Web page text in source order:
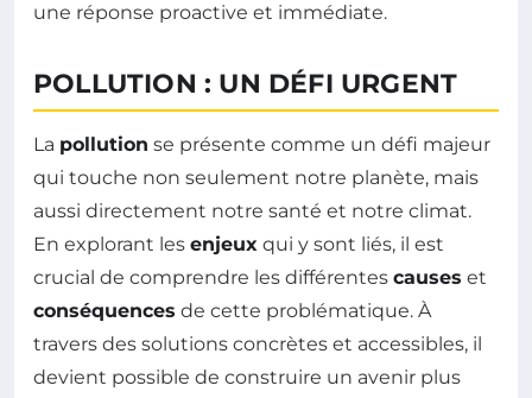
une réponse proactive et immédiate.
POLLUTION : UN DÉFI URGENT
La pollution se présente comme un défi majeur
qui touche non seulement notre planète, mais
aussi directement notre santé et notre climat.
En explorant les enjeux qui y sont liés, il est
crucial de comprendre les différentes causes et
conséquences de cette problématique. À
travers des solutions concrètes et accessibles, il
devient possible de construire un avenir plus